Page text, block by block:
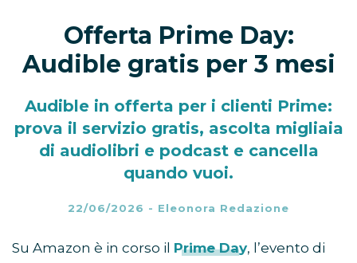
Offerta Prime Day:
Audible gratis per 3 mesi
Audible in offerta per i clienti Prime:
prova il servizio gratis, ascolta migliaia
di audiolibri e podcast e cancella
quando vuoi.
22/06/2026 - Eleonora Redazione
Su Amazon è in corso il Prime Day, l’evento di